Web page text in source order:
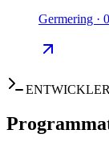
Germering ·
ENTWICKLER